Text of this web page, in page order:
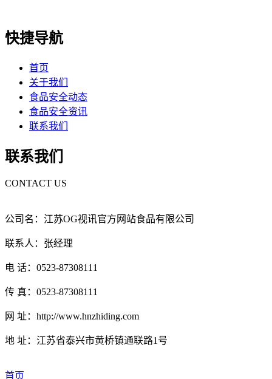
快捷导航
首页
关于我们
食品安全动态
食品安全资讯
联系我们
联系我们
CONTACT US
公司名：江苏OG视讯官方网站食品有限公司
联系人：张经理
电 话：0523-87308111
传 真：0523-87308111
网 址：http://www.hnzhiding.com
地 址：江苏省泰兴市黄桥镇通联路1号
首页